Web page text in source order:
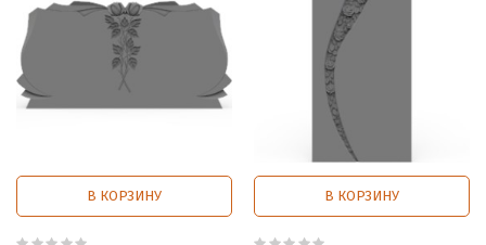
В КОРЗИНУ В КОРЗИНУ